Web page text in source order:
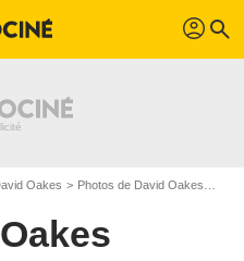
profil search
Oakes Photos de David Oakes